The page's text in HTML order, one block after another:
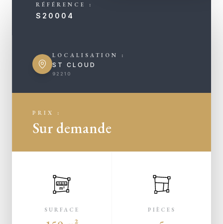
RÉFÉRENCE :
S20004
LOCALISATION :
ST CLOUD
92210
PRIX :
Sur demande
m²
SURFACE PIÈCES